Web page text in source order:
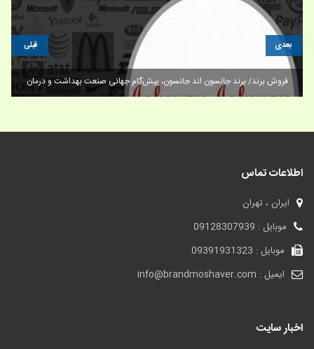
فروش برند/ برند جانسون اند جانسون، پیش‌گام جهانی صنعت بهداشت و درمان
قبلی بعدی
اطلاعات تماس
ایران ، تهران
موبایل : 09128307939
موبایل : 09391931323
ایمیل : info@brandmoshaver.com
اخبار سایت